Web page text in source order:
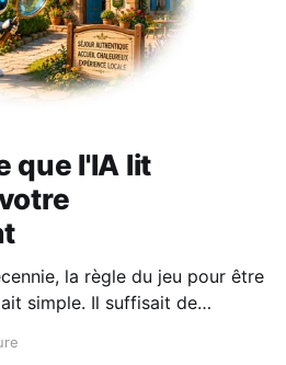
que l'IA lit
la règle du jeu pour être
simple. Il suffisait de
page de résultats.